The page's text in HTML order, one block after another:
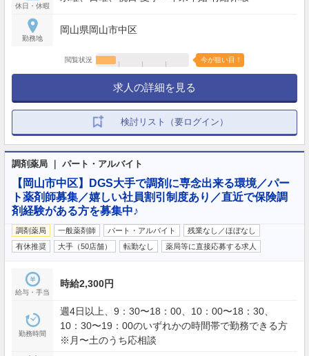
休日・休暇
勤務地
岡山県岡山市中区
閲覧状況 今が狙い目！
求人の詳細を見る
検討リスト（要ログイン）
調剤薬局 ｜ パート・アルバイト
【岡山市中区】DGS大手で調剤に専念出来る環境／パー
ト薬剤師募集／嬉しい社員割引制度あり／直近で保険調
剤経験がある方を募集中♪
調剤薬局 一般薬剤師 パート・アルバイト
残業なし／ほぼなし
有休推奨
大手（50店舗） 転勤なし 薬局等に直接応募する求人
給与・手当
時給2,300円
勤務時間
週4日以上、9：30〜18：00、10：00〜18：30、
10：30〜19：00のいずれかの時間帯で勤務できる方
※月〜土のうち応相談